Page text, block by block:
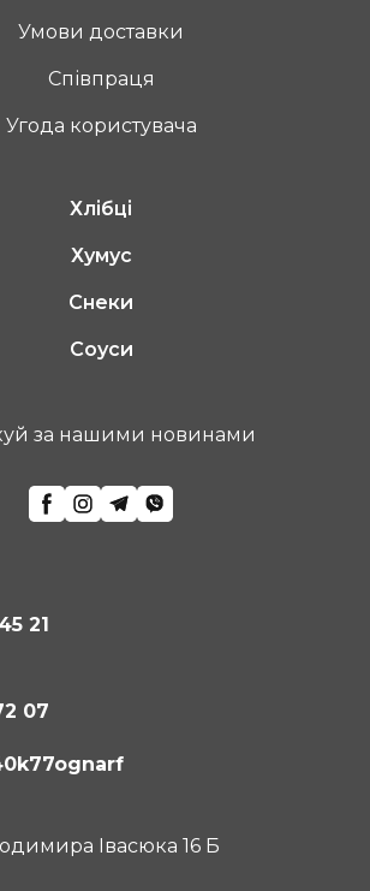
Умови доставки
Співпраця
Угода користувача
Хлібці
Хумус
Снеки
Соуси
за нашими новинами
21
07
Івасюка 16 Б